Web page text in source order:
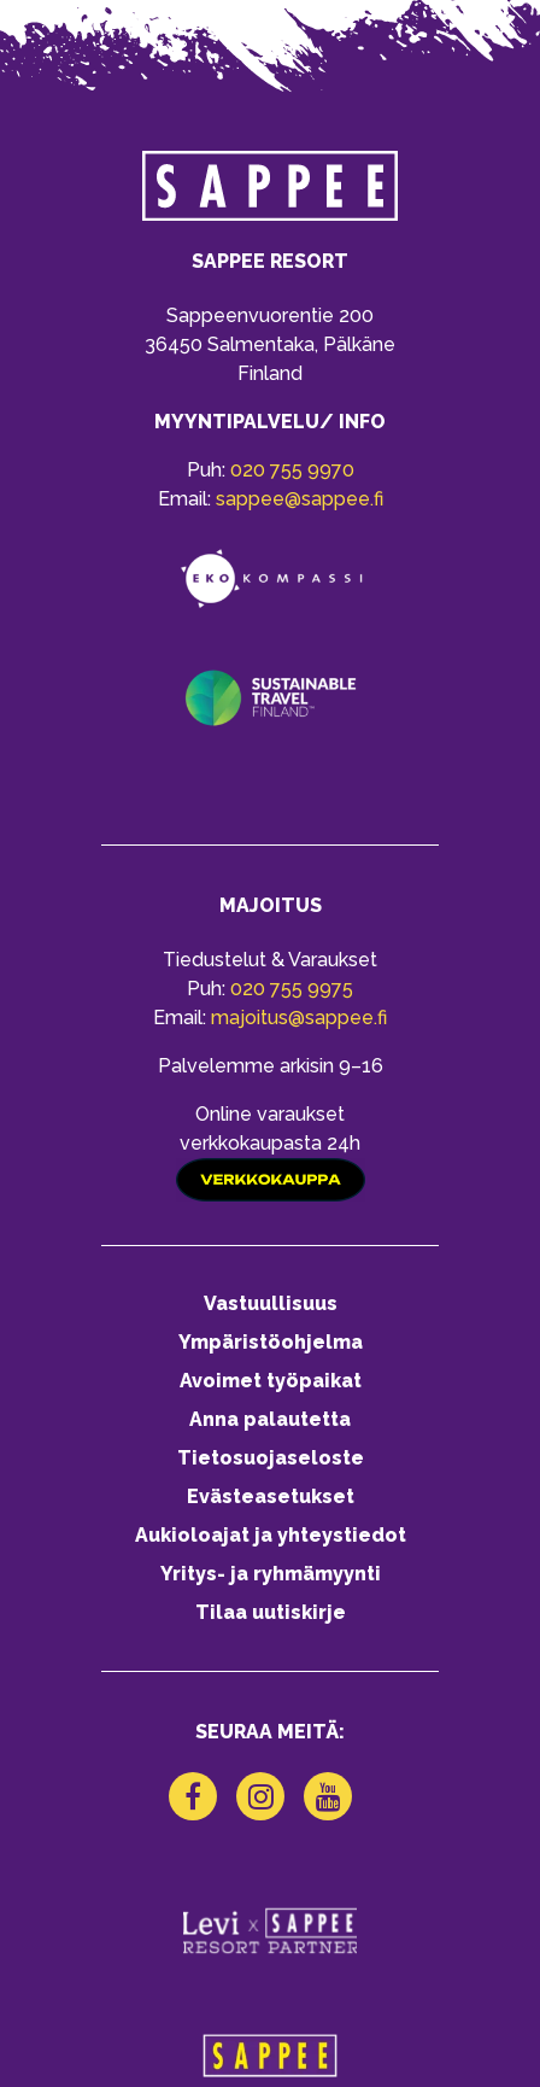
SAPPEE RESORT
Sappeenvuorentie 200
36450 Salmentaka, Pälkäne
Finland
MYYNTIPALVELU/ INFO
Puh: 020 755 9970
Email: sappee@sappee.fi
MAJOITUS
Tiedustelut & Varaukset
Puh: 020 755 9975
Email: majoitus@sappee.fi
Palvelemme arkisin 9–16
Online varaukset
verkkokaupasta 24h
Vastuullisuus
Ympäristöohjelma
Avoimet työpaikat
Anna palautetta
Tietosuojaseloste
Evästeasetukset
Aukioloajat ja yhteystiedot
Yritys- ja ryhmämyynti
Tilaa uutiskirje
SEURAA MEITÄ: